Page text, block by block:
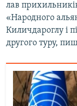
лав
«Народного
Киличдароглу і
другого туру,